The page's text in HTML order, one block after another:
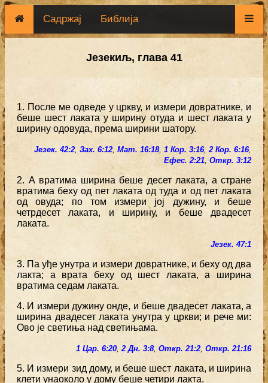
Садржај Библија
Језекиљ, глава 41
1. После ме одведе у цркву, и измери довратнике, и
беше шест лаката у ширину отуда и шест лаката у
ширину одовуда, према ширини шатору.
Језек. 42:2, Зах. 6:12, Мат. 16:18, 1 Кор. 3:16,2 Кор. 6:16,
Ефес. 2:21, Откр. 3:12
2. А вратима ширина беше десет лаката, а стране
вратима беху од пет лаката од туда и од пет лаката
од овуда; по том измери јој дужину, и беше
четрдесет лаката, и ширину, и беше двадесет
лаката.
Језек. 47:1
3. Па уђе унутра и измери довратнике, и беху од два
лакта; а врата беху од шест лаката, а ширина
вратима седам лаката.
4. И измери дужину онде, и беше двадесет лаката, а
ширина двадесет лаката унутра у цркви; и рече ми:
Ово је светиња над светињама.
1 Цар. 6:20,2 Дн. 3:8, Откр. 21:2, Откр. 21:16
5. И измери зид дому, и беше шест лаката, и ширина
клети унаоколо у дому беше четири лакта.